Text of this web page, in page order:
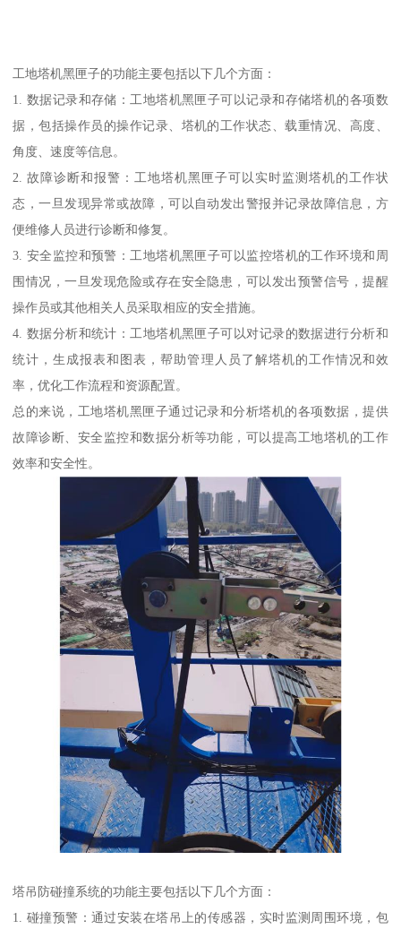
工地塔机黑匣子的功能主要包括以下几个方面：
1. 数据记录和存储：工地塔机黑匣子可以记录和存储塔机的各项数
据，包括操作员的操作记录、塔机的工作状态、载重情况、高度、
角度、速度等信息。
2. 故障诊断和报警：工地塔机黑匣子可以实时监测塔机的工作状
态，一旦发现异常或故障，可以自动发出警报并记录故障信息，方
便维修人员进行诊断和修复。
3. 安全监控和预警：工地塔机黑匣子可以监控塔机的工作环境和周
围情况，一旦发现危险或存在安全隐患，可以发出预警信号，提醒
操作员或其他相关人员采取相应的安全措施。
4. 数据分析和统计：工地塔机黑匣子可以对记录的数据进行分析和
统计，生成报表和图表，帮助管理人员了解塔机的工作情况和效
率，优化工作流程和资源配置。
总的来说，工地塔机黑匣子通过记录和分析塔机的各项数据，提供
故障诊断、安全监控和数据分析等功能，可以提高工地塔机的工作
效率和安全性。
塔吊防碰撞系统的功能主要包括以下几个方面：
1. 碰撞预警：通过安装在塔吊上的传感器，实时监测周围环境，包